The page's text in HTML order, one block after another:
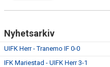
Nyhetsarkiv
UIFK Herr - Tranemo IF 0-0
IFK Mariestad - UIFK Herr 3-1